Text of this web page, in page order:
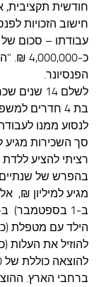
חודשית תקציבית,
חישוב הזכויות
כ-
הפנסיונר.
לנסוע ממנו
סך השכירות מגיע ל-
בהפרש של
ברחבי הארץ.